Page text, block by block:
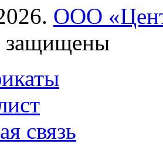
ООО
защищены
связь